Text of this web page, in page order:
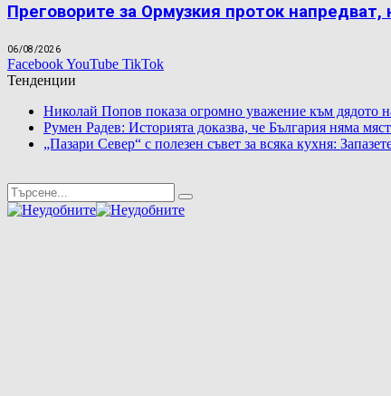
Преговорите за Ормузкия проток
06/08/2026
FacebookYouTube TikTok
Тенденции
Николай Попов показа огромно уважение към дядото
Румен Радев: Историята доказва, че България няма
„Пазари Север“ с полезен съвет за всяка кухня: